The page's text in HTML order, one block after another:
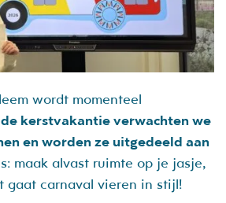
wordt momenteel
kerstvakantie verwachten we
en worden ze uitgedeeld aan
maak alvast ruimte op je jasje,
gaat carnaval vieren in stijl!